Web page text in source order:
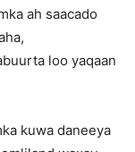
ah saacado
loo yaqaan
kuwa daneeya